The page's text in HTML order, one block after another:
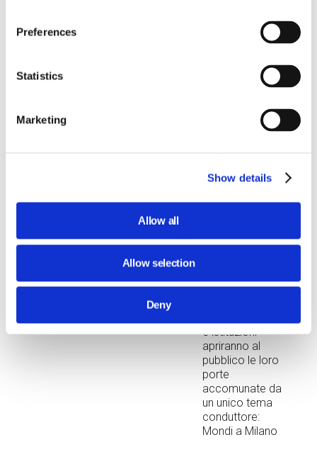
Preferences
Statistics
Marketing
Show details
Allow all
Allow selection
Deny
delle primarie? A
settembre ed
perderti i nostri
Open Day gratuiti
2024 per
l'innovazione
e istituzioni
apriranno al
pubblico le loro
porte
accomunate da
un unico tema
conduttore:
Mondi a Milano